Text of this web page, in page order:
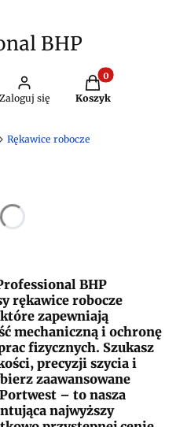
BHP
Zaloguj się
Produkty w
Koszyk
Rękawice robocze
BHP
rękawice robocze
zapewniają
mechaniczną i ochronę
fizycznych. Szukasz
precyzji szycia i
zaawansowane
– to nasza
najwyższy